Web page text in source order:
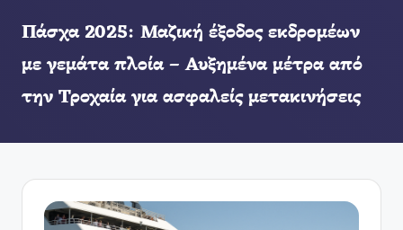
Πάσχα 2025: Μαζική έξοδος εκδρομέων
με γεμάτα πλοία – Αυξημένα μέτρα από
την Τροχαία για ασφαλείς μετακινήσεις